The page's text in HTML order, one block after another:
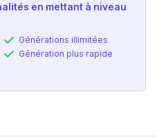
en mettant à niveau
Générations illimitées
Génération plus rapide